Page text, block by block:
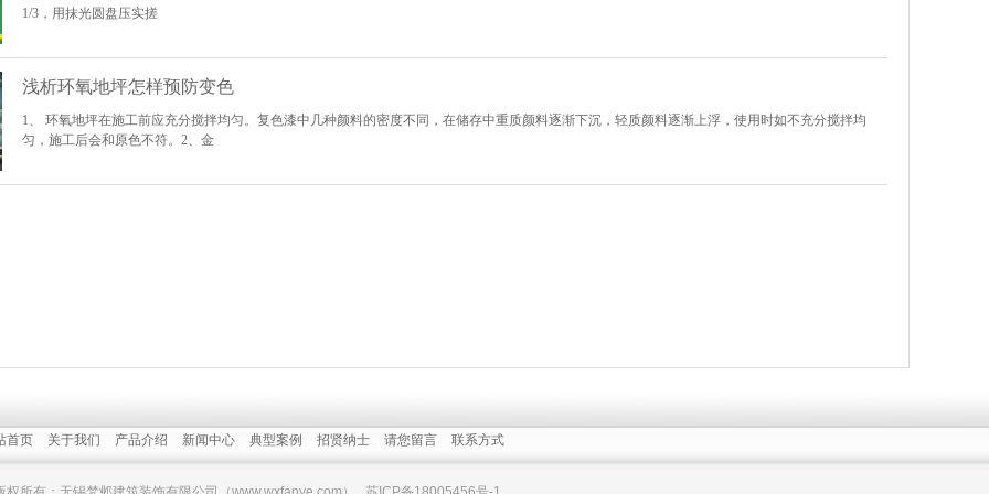
1/3，用抹光圆盘压实搓
浅析环氧地坪怎样预防变色
1、 环氧地坪在施工前应充分搅拌均匀。复色漆中几种颜料的密度不同，在储存中重质颜料逐渐下沉，轻质颜料逐渐上浮，使用时如不充分搅拌均
匀，施工后会和原色不符。2、金
首页 关于我们 产品介绍 新闻中心 典型案例 招贤纳士 请您留言 联系方式